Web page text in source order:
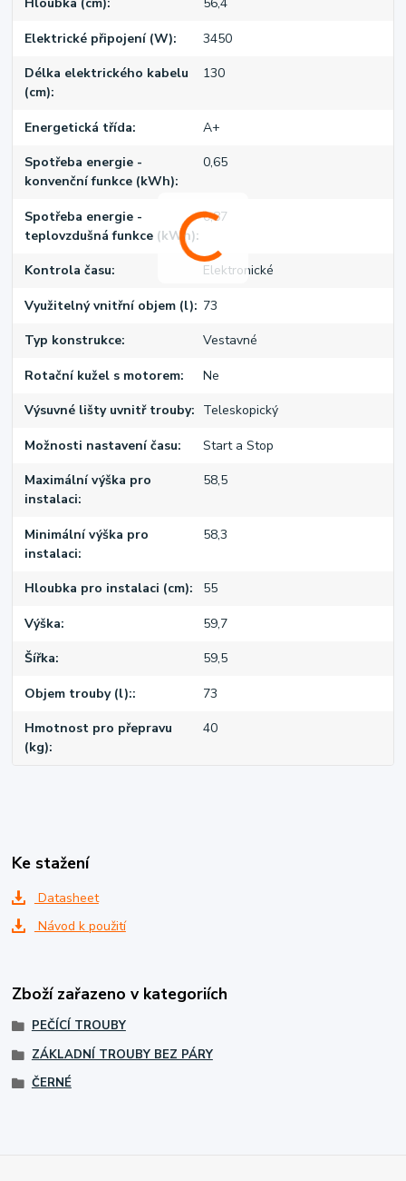
Hloubka (cm) 56,4
Elektrické připojení (W) 3450
Délka elektrického kabelu
(cm)
130
Energetická třída A+
Spotřeba energie -
konvenční funkce (kWh)
0,65
Spotřeba energie -
teplovzdušná funkce (kWh)
0,87
Kontrola času Elektronické
Využitelný vnitřní objem (l) 73
Typ konstrukce Vestavné
Rotační kužel s motorem Ne
Výsuvné lišty uvnitř trouby Teleskopický
Možnosti nastavení času Start a Stop
Maximální výška pro
instalaci
58,5
Minimální výška pro
instalaci
58,3
Hloubka pro instalaci (cm) 55
Výška 59,7
Šířka 59,5
Objem trouby (l): 73
Hmotnost pro přepravu
(kg)
40
Ke stažení
Datasheet
Návod k použití
Zboží zařazeno v kategoriích
PEČÍCÍ TROUBY
ZÁKLADNÍ TROUBY BEZ PÁRY
ČERNÉ